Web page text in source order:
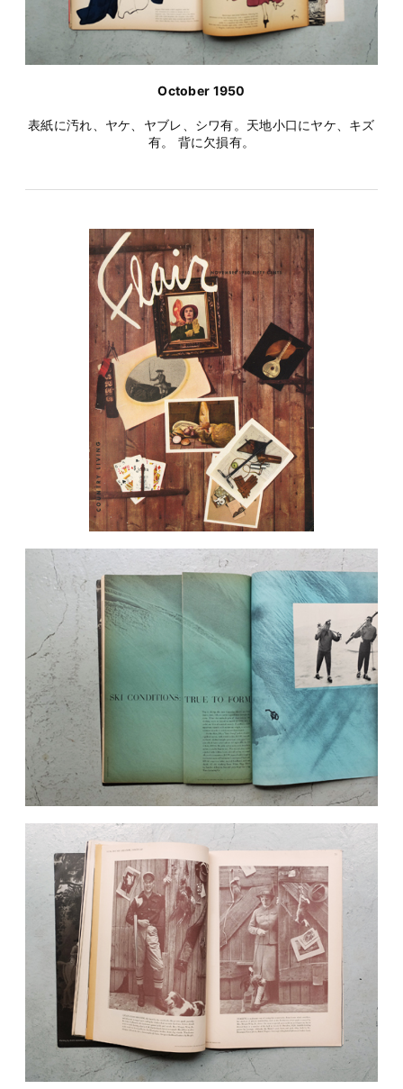
October 1950
表紙に汚れ、ヤケ、ヤブレ、シワ有。天地小口にヤケ、キズ
有。 背に欠損有。